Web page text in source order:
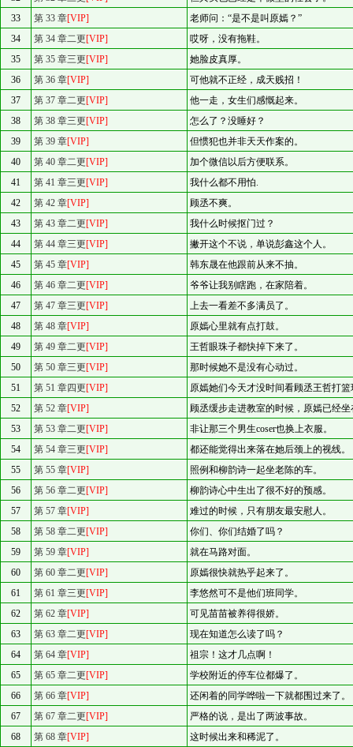
33
第 33 章[VIP]
老师问：“是不是叫原嫣？”
34
第 34 章二更[VIP]
哎呀，没有拖鞋。
35
第 35 章三更[VIP]
她脸皮真厚。
36
第 36 章[VIP]
可他就不正经，成天贱招！
37
第 37 章二更[VIP]
他一走，女生们感慨起来。
38
第 38 章三更[VIP]
怎么了？没睡好？
39
第 39 章[VIP]
但惯犯也并非天天作案的。
40
第 40 章二更[VIP]
加个微信以后方便联系。
41
第 41 章三更[VIP]
我什么都不用怕.
42
第 42 章[VIP]
顾丞不爽。
43
第 43 章二更[VIP]
我什么时候抠门过？
44
第 44 章三更[VIP]
撇开这个不说，单说彭鑫这个人。
45
第 45 章[VIP]
韩东晟在他跟前从来不抽。
46
第 46 章二更[VIP]
爷爷让我别瞎跑，在家陪着。
47
第 47 章三更[VIP]
上去一看差不多满员了。
48
第 48 章[VIP]
原嫣心里就有点打鼓。
49
第 49 章二更[VIP]
王哲眼珠子都快掉下来了。
50
第 50 章三更[VIP]
那时候她不是没有心动过。
51
第 51 章四更[VIP]
原嫣她们今天才没时间看顾丞王哲打篮
52
第 52 章[VIP]
顾丞缓步走进教室的时候，原嫣已经
53
第 53 章二更[VIP]
非让那三个男生coser也换上衣服。
54
第 54 章三更[VIP]
都还能觉得出来落在她后颈上的视线。
55
第 55 章[VIP]
照例和柳韵诗一起坐老陈的车。
56
第 56 章二更[VIP]
柳韵诗心中生出了很不好的预感。
57
第 57 章[VIP]
难过的时候，只有朋友最安慰人。
58
第 58 章二更[VIP]
你们、你们结婚了吗？
59
第 59 章[VIP]
就在马路对面。
60
第 60 章二更[VIP]
原嫣很快就热乎起来了。
61
第 61 章三更[VIP]
李悠然可不是他们班同学。
62
第 62 章[VIP]
可见苗苗被养得很娇。
63
第 63 章二更[VIP]
现在知道怎么读了吗？
64
第 64 章[VIP]
祖宗！这才几点啊！
65
第 65 章二更[VIP]
学校附近的停车位都爆了。
66
第 66 章[VIP]
还闲着的同学哗啦一下就都围过来了。
67
第 67 章二更[VIP]
严格的说，是出了两波事故。
68
第 68 章[VIP]
这时候出来和稀泥了。